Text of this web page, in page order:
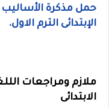
حمل مذكرة الأساليب
الإبتدائى الترم الاول.
ملازم ومراجعات
الابتدائى